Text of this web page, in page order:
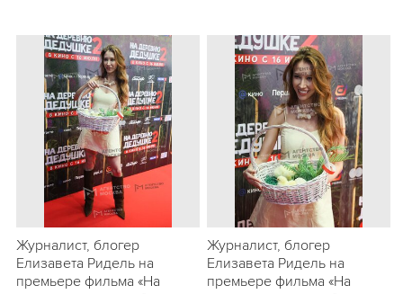
Журналист, блогер
Елизавета Ридель на
премьере фильма «На
Журналист, блогер
Елизавета Ридель на
премьере фильма «На